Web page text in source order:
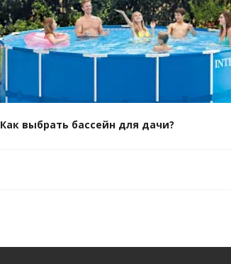
Как выбрать бассейн для дачи?